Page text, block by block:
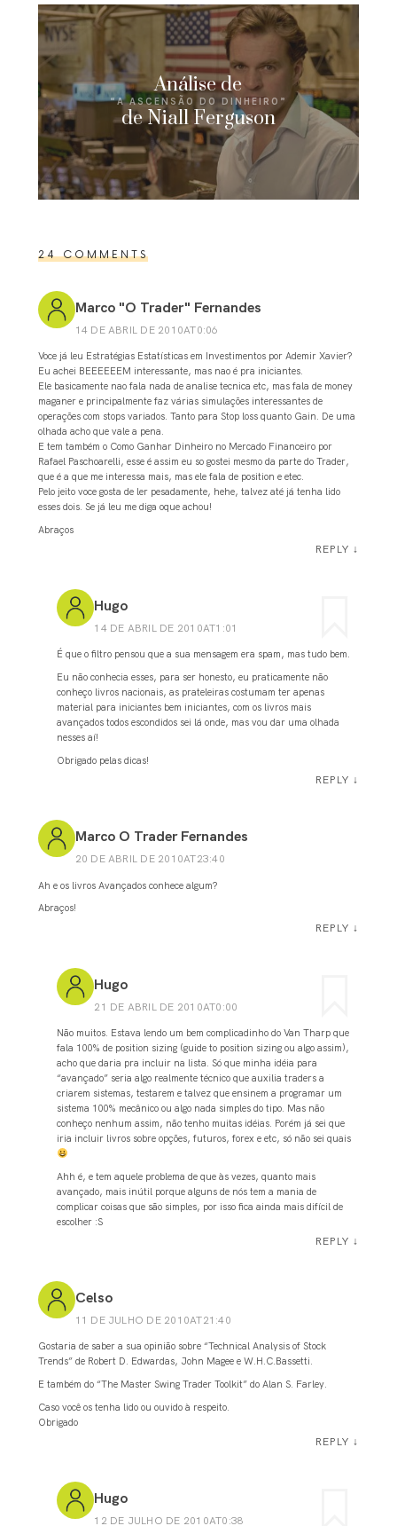
Análise de
“A ASCENSÃO DO DINHEIRO”
de Niall Ferguson
24 COMMENTS
Marco "O Trader" Fernandes
14 DE ABRIL DE 2010AT0:06
Voce já leu Estratégias Estatísticas em Investimentos por Ademir Xavier?
Eu achei BEEEEEEM interessante, mas nao é pra iniciantes.
Ele basicamente nao fala nada de analise tecnica etc, mas fala de money
maganer e principalmente faz várias simulações interessantes de
operações com stops variados. Tanto para Stop loss quanto Gain. De uma
olhada acho que vale a pena.
E tem também o Como Ganhar Dinheiro no Mercado Financeiro por
Rafael Paschoarelli, esse é assim eu so gostei mesmo da parte do Trader,
que é a que me interessa mais, mas ele fala de position e etec.
Pelo jeito voce gosta de ler pesadamente, hehe, talvez até já tenha lido
esses dois. Se já leu me diga oque achou!
Abraços
REPLY ↓
Hugo
14 DE ABRIL DE 2010AT1:01
É que o filtro pensou que a sua mensagem era spam, mas tudo bem.
Eu não conhecia esses, para ser honesto, eu praticamente não
conheço livros nacionais, as prateleiras costumam ter apenas
material para iniciantes bem iniciantes, com os livros mais
avançados todos escondidos sei lá onde, mas vou dar uma olhada
nesses aí!
Obrigado pelas dicas!
REPLY ↓
Marco O Trader Fernandes
20 DE ABRIL DE 2010AT23:40
Ah e os livros Avançados conhece algum?
Abraços!
REPLY ↓
Hugo
21 DE ABRIL DE 2010AT0:00
Não muitos. Estava lendo um bem complicadinho do Van Tharp que
fala 100% de position sizing (guide to position sizing ou algo assim),
acho que daria pra incluir na lista. Só que minha idéia para
“avançado” seria algo realmente técnico que auxilia traders a
criarem sistemas, testarem e talvez que ensinem a programar um
sistema 100% mecânico ou algo nada simples do tipo. Mas não
conheço nenhum assim, não tenho muitas idéias. Porém já sei que
iria incluir livros sobre opções, futuros, forex e etc, só não sei quais
Ahh é, e tem aquele problema de que às vezes, quanto mais
avançado, mais inútil porque alguns de nós tem a mania de
complicar coisas que são simples, por isso fica ainda mais difícil de
escolher :S
REPLY ↓
Celso
11 DE JULHO DE 2010AT21:40
Gostaria de saber a sua opinião sobre “Technical Analysis of Stock
Trends” de Robert D. Edwardas, John Magee e W.H.C.Bassetti.
E também do “The Master Swing Trader Toolkit” do Alan S. Farley.
Caso você os tenha lido ou ouvido à respeito.
Obrigado
REPLY ↓
Hugo
12 DE JULHO DE 2010AT0:38